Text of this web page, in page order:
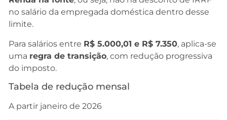
no salário da empregada doméstica dentro desse
limite.
Para salários entre R$ 5.000,01 e R$ 7.350, aplica-se
uma regra de transição, com redução progressiva
do imposto.
Tabela de redução mensal
A partir janeiro de 2026